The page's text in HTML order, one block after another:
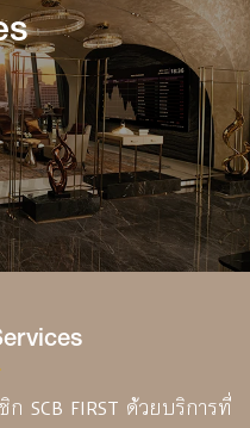
SCB FIRST ด้วยบริการที่